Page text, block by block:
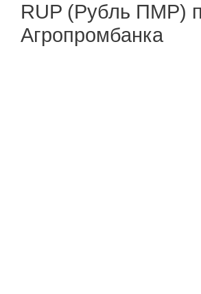
RUP (Рубль ПМР)
Агропромбанка